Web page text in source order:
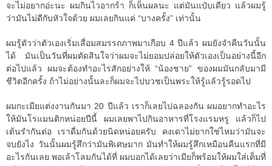
จะไม่อยากอ่ะนะ ผมกินไวอากร้า ก็เห็นผลนะ แต่มันแป๋บเดียว แล้วผมรู้
ว่ามันไม่ดีกับหัวใจด้วย ผมเลยกินแค่ “บางครั้ง” เท่านั้น
ผมรู้ตัวว่าตัวเองเริ่มเสื่อมสมรรถภาพมาเกือบ 4 ปีแล้ว ผมยังจำคืนวันนั้น
ได้ มันเป็นวันที่ผมตัดสินใจว่าผมจะไม่ยอมปล่อยให้ตัวเองเป็นอย่างนี้อีก
ต่อไปแล้ว ผมจะต้องทำอะไรสักอย่างให้ “น้องชาย” ของผมมันกลับมามี
ชีวิตอีกครั้ง ถ้าไม่อย่างนั้นละก็ผมจะไปบวชเป็นพระให้รู้แล้วรู้รอดไป
ผมกะเมียแต่งงานกันมา 20 ปีแล้ว เราก็เลยไปฉลองกัน ผมอยากทำอะไร
ให้มันโรแมนติกหน่อยปีนี้ ผมเลยพาไปกินอาหารที่โรงแรมหรู แล้วก็ไป
เต้นรำกันต่อ เราดื่มกันด้วยนิดหน่อยครับ คงเดาไม่ยากใช่ไหมว่ามันจะ
จบยังไง วันนั้นผมรู้สึกว่ามันพิเศษมาก มันทำให้ผมรู้สึกเหมือนคืนแรกที่มี
อะไรกันเลย พอเล้าโลมกันได้ที่ ผมบอกได้เลยว่าเมียก็พร้อมให้ผมใส่เต็มที่